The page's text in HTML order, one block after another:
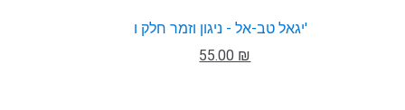
יגאל טב-אל - ניגון וזמר חלק ו'
55.00 ₪